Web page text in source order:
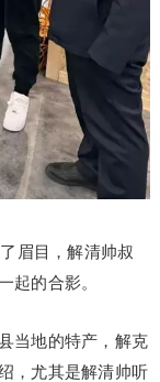
眉目，解清帅叔
起的合影。
当地的特产，解克
，尤其是解清帅听